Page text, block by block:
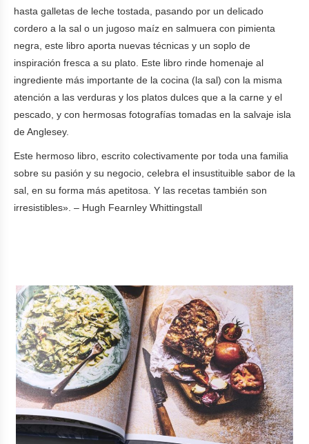
hasta galletas de leche tostada, pasando por un delicado
cordero a la sal o un jugoso maíz en salmuera con pimienta
negra, este libro aporta nuevas técnicas y un soplo de
inspiración fresca a su plato. Este libro rinde homenaje al
ingrediente más importante de la cocina (la sal) con la misma
atención a las verduras y los platos dulces que a la carne y el
pescado, y con hermosas fotografías tomadas en la salvaje isla
de Anglesey.
Este hermoso libro, escrito colectivamente por toda una familia
sobre su pasión y su negocio, celebra el insustituible sabor de la
sal, en su forma más apetitosa. Y las recetas también son
irresistibles». – Hugh Fearnley Whittingstall